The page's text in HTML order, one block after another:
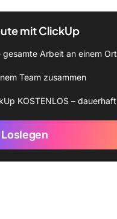
mit ClickUp
gesamte Arbeit an einem Ort
Team zusammen
KOSTENLOS – dauerhaft
Loslegen